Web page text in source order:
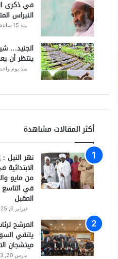
في ذكرى
النبراس
منذ 15 ساعة
الجنيد…
ينتظر أن
منذ يوم واحد
أكثر المقالات مشاهدة
نهر النيل
من مايو
في
المقبل
فبراير 6, 2025
المرشح
يلتقي
ميتشجان
مارس 20, 2023